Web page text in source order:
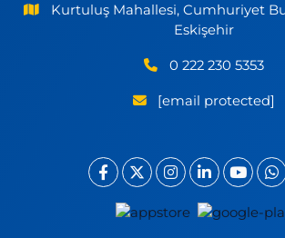
Kurtuluş Mahallesi, Cumhuriyet
Eskişehir
0 222 230 5353
[email protected]